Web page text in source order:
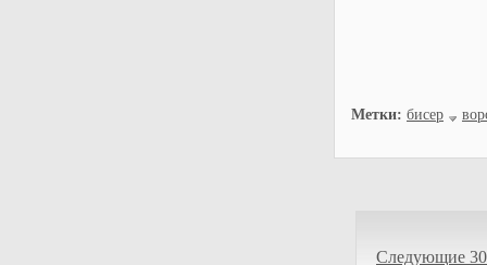
Метки: бисер
Следующие